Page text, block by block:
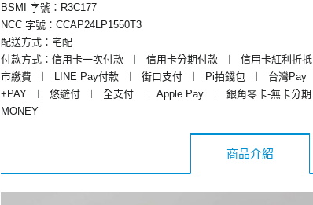
BSMI 字號：R3C177
NCC 字號：CCAP24LP1550T3
配送方式：宅配
付款方式：信用卡一次付款
︱ 信用卡分期付款 ︱ 信用卡紅利折抵
市繳費
︱ LINE Pay付款 ︱ 街口支付 ︱ Pi拍錢包 ︱ 台灣Pay
+PAY
︱ 悠遊付 ︱ 全支付 ︱ Apple Pay ︱ 銀角零卡-無卡分期
MONEY
商品介紹